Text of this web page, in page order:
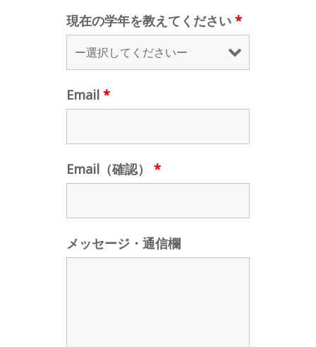
現在の学年を教えてください *
Email *
Email（確認） *
メッセージ・通信欄